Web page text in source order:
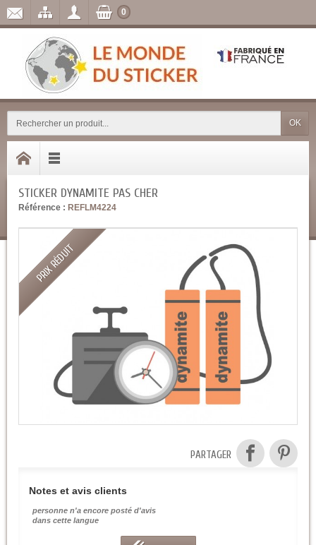
OK
0
STICKER DYNAMITE PAS CHER
Référence : REFLM4224
PRIX RÉDUIT
PARTAGER
Notes et avis clients
personne n'a encore posté d'avis
dans cette langue